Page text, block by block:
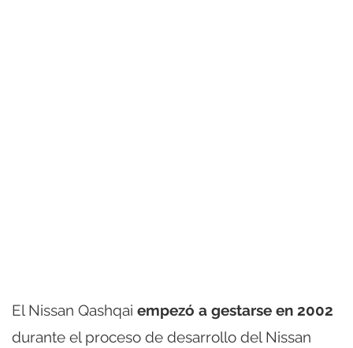
El Nissan Qashqai empezó a gestarse en 2002
durante el proceso de desarrollo del Nissan